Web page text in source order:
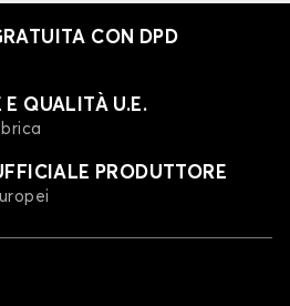
CON DPD
E QUALITÀ U.E.
PRODUTTORE